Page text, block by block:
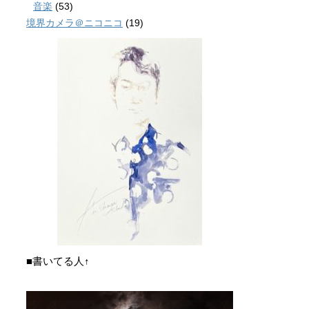
音楽 (53)
境界カメラ＠ニコニコ (19)
■書いてる人↑